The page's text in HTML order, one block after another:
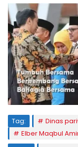
Tag:
Dinas
Elber Maqbul